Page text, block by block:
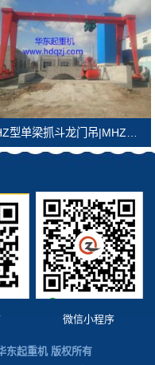
MHZ型单梁抓斗龙门吊|MHZ型抓斗龙门吊
微信小程序
东起重机 版权所有